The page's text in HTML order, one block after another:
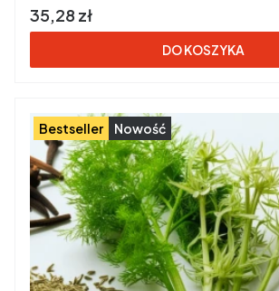
Cena brutto
35,28 zł
DO KOSZYKA
Bestseller Nowość